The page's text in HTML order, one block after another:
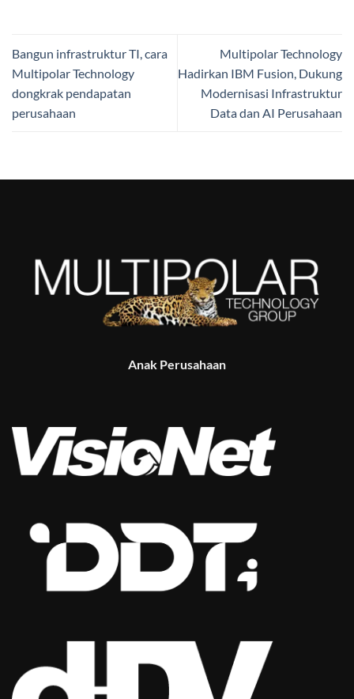
Bangun infrastruktur TI, cara
Multipolar Technology
dongkrak pendapatan
perusahaan
Multipolar Technology
Hadirkan IBM Fusion, Dukung
Modernisasi Infrastruktur
Data dan AI Perusahaan
Anak Perusahaan